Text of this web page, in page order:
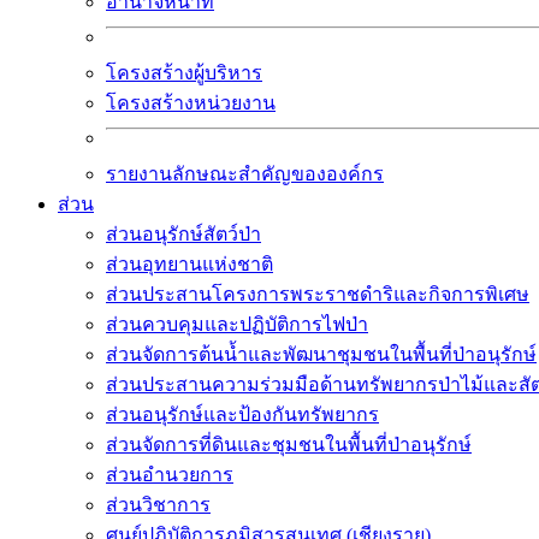
โครงสร้างผู้บริหาร
โครงสร้างหน่วยงาน
รายงานลักษณะสำคัญขององค์กร
ส่วน
ส่วนอนุรักษ์สัตว์ป่า
ส่วนอุทยานแห่งชาติ
ส่วนประสานโครงการพระราชดำริและกิจการพิเศษ
ส่วนควบคุมและปฏิบัติการไฟป่า
ส่วนจัดการต้นน้ำและพัฒนาชุมชนในพื้นที่ป่าอนุรักษ์
ส่วนประสานความร่วมมือด้านทรัพยากรป่าไม้และสั
ส่วนอนุรักษ์และป้องกันทรัพยากร
ส่วนจัดการที่ดินและชุมชนในพื้นที่ป่าอนุรักษ์
ส่วนอำนวยการ
ส่วนวิชาการ
ศูนย์ปฏิบัติการภูมิสารสนเทศ (เชียงราย)